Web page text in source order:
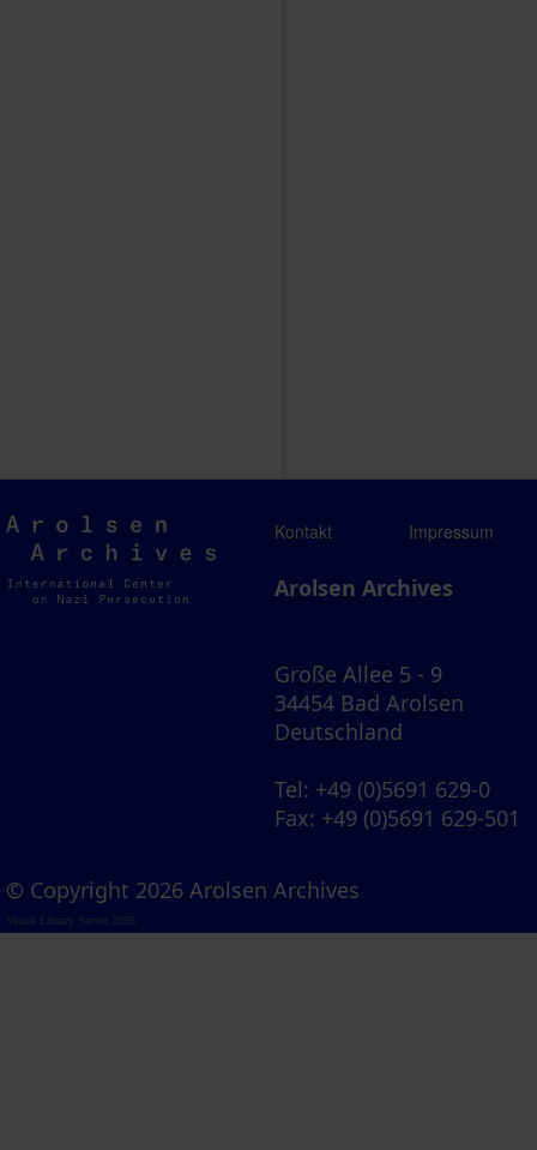
Arolsen
Archives
Kontakt Impressum
Arolsen Archives
Große Allee 5 - 9
34454 Bad Arolsen
Deutschland
Tel: +49 (0)5691 629-0
Fax: +49 (0)5691 629-501
© Copyright 2026 Arolsen Archives
Visual Library Server 2026